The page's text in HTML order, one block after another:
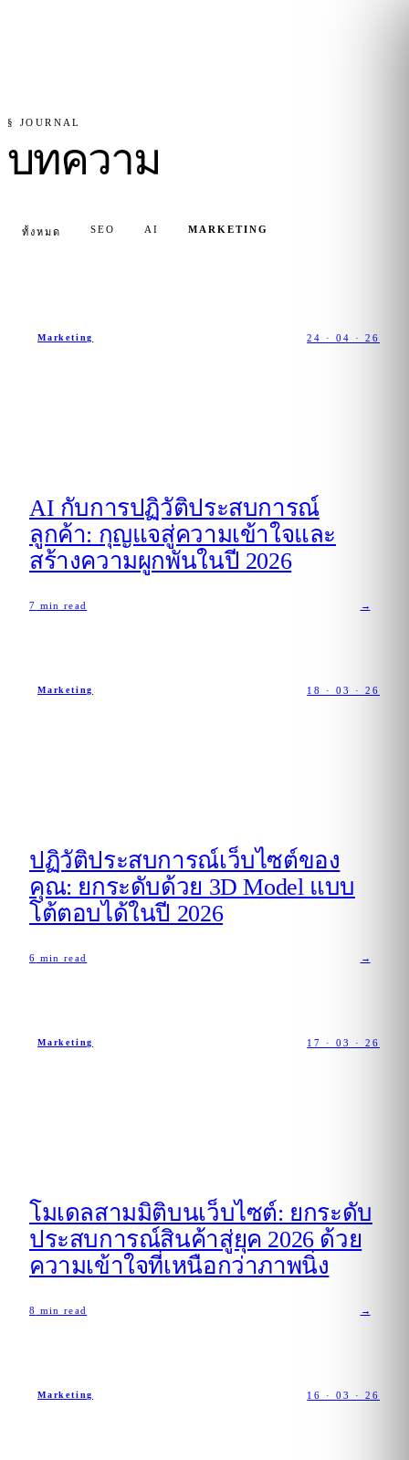
§ JOURNAL
บทความ
ทั้งหมด SEO AI MARKETING
Marketing 24 · 04 · 26
AI กับการปฏิวัติประสบการณ์
ลูกค้า: กุญแจสู่ความเข้าใจและ
สร้างความผูกพันในปี 2026
7 min read →
Marketing 18 · 03 · 26
ปฏิวัติประสบการณ์เว็บไซต์ของ
คุณ: ยกระดับด้วย 3D Model แบบ
โต้ตอบได้ในปี 2026
6 min read →
Marketing 17 · 03 · 26
โมเดลสามมิติบนเว็บไซต์: ยกระดับ
ประสบการณ์สินค้าสู่ยุค 2026 ด้วย
ความเข้าใจที่เหนือกว่าภาพนิ่ง
8 min read →
Marketing 16 · 03 · 26